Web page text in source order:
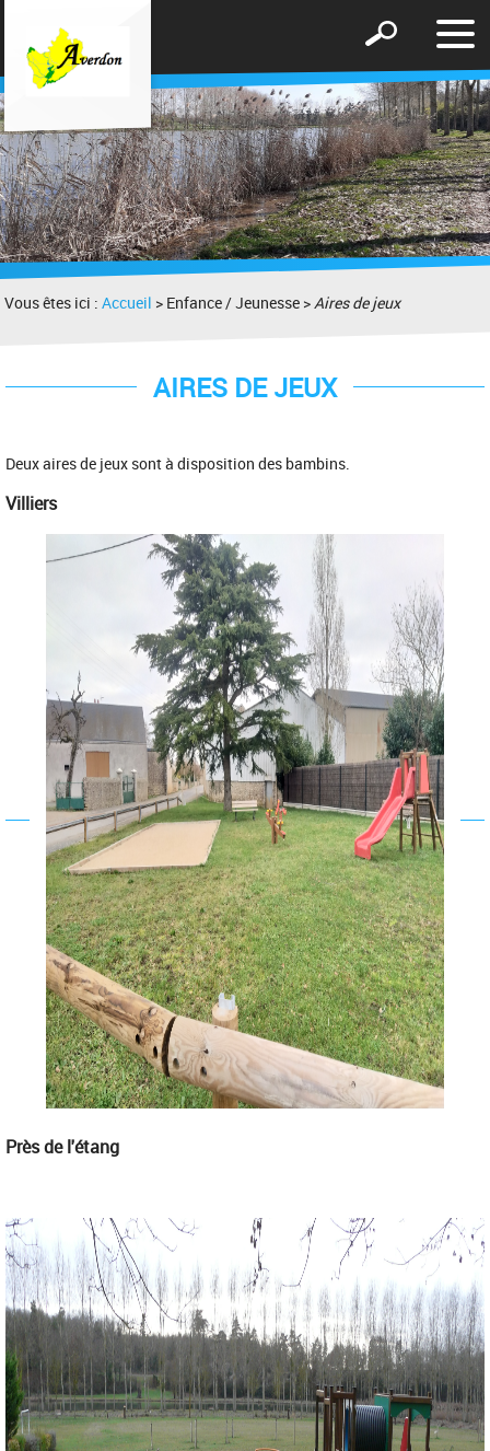
le
Afficher
formulaire
de
recherche
Vous êtes ici :Accueil > Enfance / Jeunesse >Aires de jeux
AIRES DE JEUX
Deux aires de jeux sont à disposition des bambins.
Villiers
Près de l'étang